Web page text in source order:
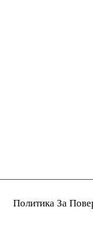
Политика За